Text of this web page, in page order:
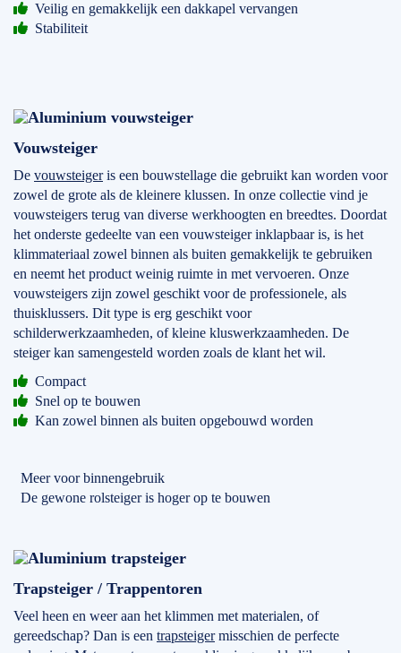
Veilig en gemakkelijk een dakkapel vervangen
Stabiliteit
Vouwsteiger
De vouwsteigeris een bouwstellage die gebruikt kan worden voor
zowel de grote als de kleinere klussen. In onze collectie vind je
vouwsteigers terug van diverse werkhoogten en breedtes. Doordat
het onderste gedeelte van een vouwsteiger inklapbaar is, is het
klimmateriaal zowel binnen als buiten gemakkelijk te gebruiken
en neemt het product weinig ruimte in met vervoeren. Onze
vouwsteigers zijn zowel geschikt voor de professionele, als
thuisklussers. Dit type is erg geschikt voor
schilderwerkzaamheden, of kleine kluswerkzaamheden. De
steiger kan samengesteld worden zoals de klant het wil.
Compact
Snel op te bouwen
Kan zowel binnen als buiten opgebouwd worden
Meer voor binnengebruik
De gewone rolsteiger is hoger op te bouwen
Trapsteiger / Trappentoren
Veel heen en weer aan het klimmen met materialen, of
gereedschap? Dan is een trapsteigermisschien de perfecte